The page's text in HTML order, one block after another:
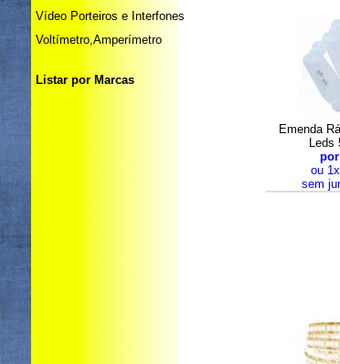
Vídeo Porteiros e Interfones
Voltímetro,Amperímetro
Listar por Marcas
Emenda
Leds
ou
sem